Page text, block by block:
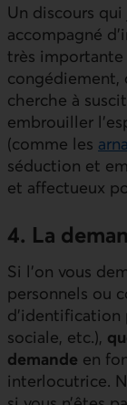
Un discours
accompagné
très
congédiement,
cherche à
embrouiller
(comme les
séduction et
et affectueux
4. La
Si l’on vous
personnels ou
d’identification
sociale, etc.),
demande en
interlocutrice.